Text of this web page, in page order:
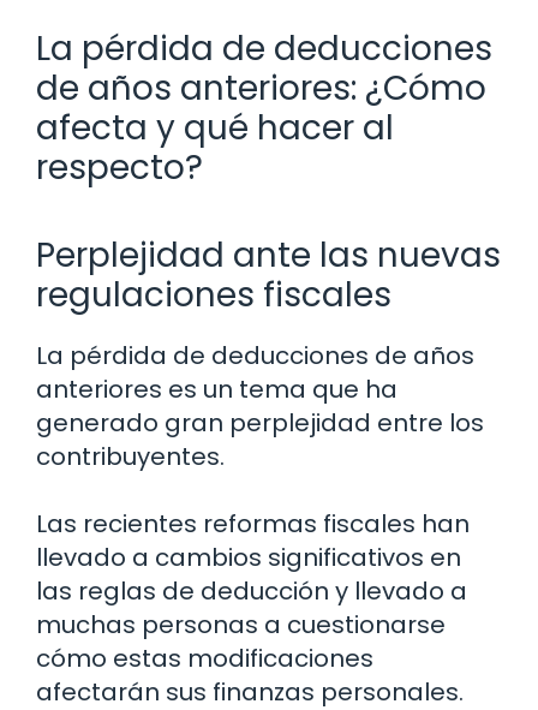
La pérdida de deducciones
de años anteriores: ¿Cómo
afecta y qué hacer al
respecto?
Perplejidad ante las nuevas
regulaciones fiscales
La pérdida de deducciones de años
anteriores es un tema que ha
generado gran perplejidad entre los
contribuyentes.
Las recientes reformas fiscales han
llevado a cambios significativos en
las reglas de deducción y llevado a
muchas personas a cuestionarse
cómo estas modificaciones
afectarán sus finanzas personales.